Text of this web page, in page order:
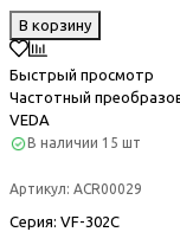
В корзину
Быстрый просмотр
Частотный
VEDA
В наличии 15 шт
Артикул: ACR00029
Серия: VF-302С